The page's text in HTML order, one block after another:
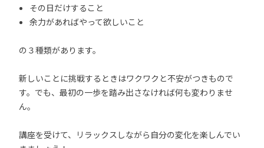
その日だけすること
余力があればやって欲しいこと
の３種類があります。
新しいことに挑戦するときはワクワクと不安がつきもので
す。でも、最初の一歩を踏み出さなければ何も変わりませ
ん。
講座を受けて、リラックスしながら自分の変化を楽しんでい